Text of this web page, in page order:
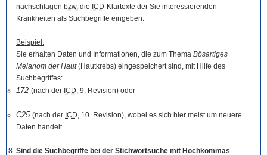
nachschlagen bzw. die ICD-Klartexte der Sie interessierenden
Krankheiten als Suchbegriffe eingeben.
Beispiel:
Sie erhalten Daten und Informationen, die zum Thema Bösartiges
Melanom der Haut(Hautkrebs) eingespeichert sind, mit Hilfe des
Suchbegriffes:
172 (nach der ICD, 9. Revision) oder
C25 (nach der ICD, 10. Revision), wobei es sich hier meist um neuere
Daten handelt.
Sind die Suchbegriffe bei der Stichwortsuche mit Hochkommas